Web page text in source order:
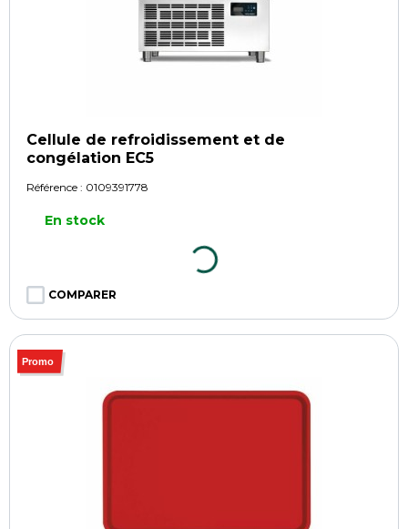
Cellule de refroidissement et de
congélation EC5
Référence : 0109391778
En stock
COMPARER
Promo